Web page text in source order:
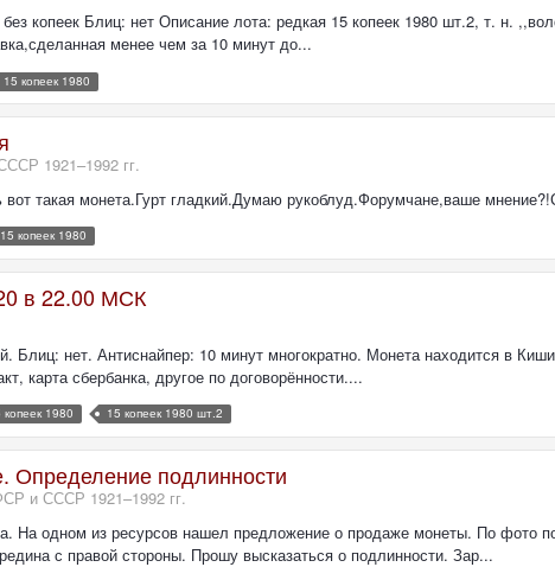
копеек Блиц: нет Описание лота: редкая 15 копеек 1980 шт.2, т. н.
менее чем за 10 минут до...
15 копеек 1980
1921–1992 гг.
такая монета.Гурт гладкий.Думаю рукоблуд.Форумчане,ваше
15 копеек 1980
в 22.00 МСК
Блиц: нет. Антиснайпер: 10 минут многократно. Монета находится в
карта сбербанка, другое по договорённости....
копеек 1980 15 копеек 1980 шт.2
Определение подлинности
и СССР 1921–1992 гг.
На одном из ресурсов нашел предложение о продаже монеты. По фото
с правой стороны. Прошу высказаться о подлинности. Зар...